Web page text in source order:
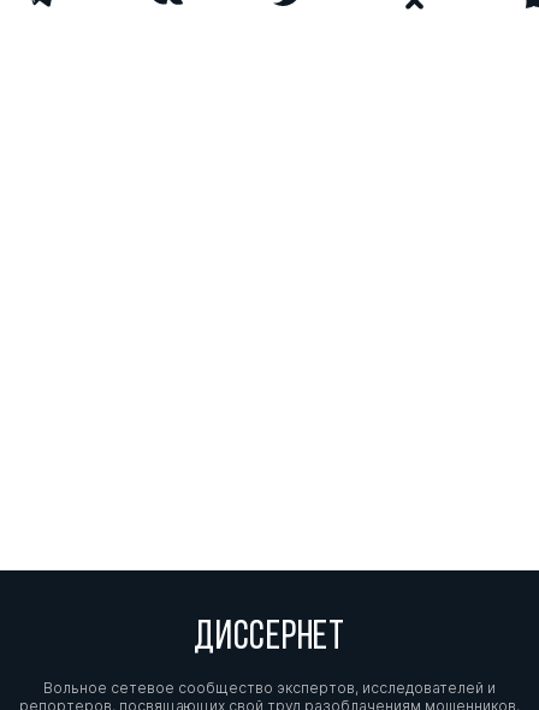
ДИССЕРНЕТ
Вольное сетевое сообщество экспертов, исследователей и
репортеров, посвящающих свой труд разоблачениям мошенников,